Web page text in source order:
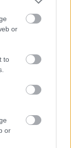
or
to
or
az
és
oldal